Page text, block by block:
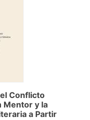
Conflicto
Mentor y la
a Partir